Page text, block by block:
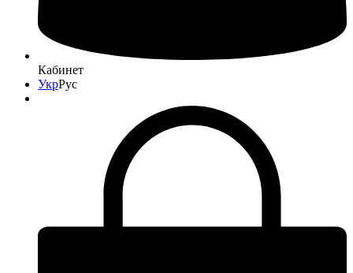
Кабинет
УкрРус